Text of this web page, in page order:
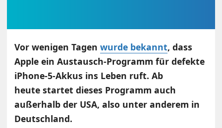
Vor wenigen Tagenwurde bekannt, dass
Apple ein Austausch-Programm für defekte
iPhone-5-Akkus ins Leben ruft. Ab
heute startet dieses Programm auch
außerhalb der USA, also unter anderem in
Deutschland.